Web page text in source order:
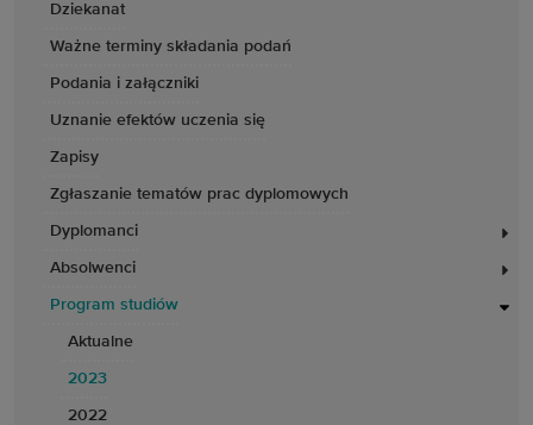
Dziekanat
Ważne terminy składania podań
Podania i załączniki
Uznanie efektów uczenia się
Zapisy
Zgłaszanie tematów prac dyplomowych
Dyplomanci
Absolwenci
Program studiów
Aktualne
2023
2022